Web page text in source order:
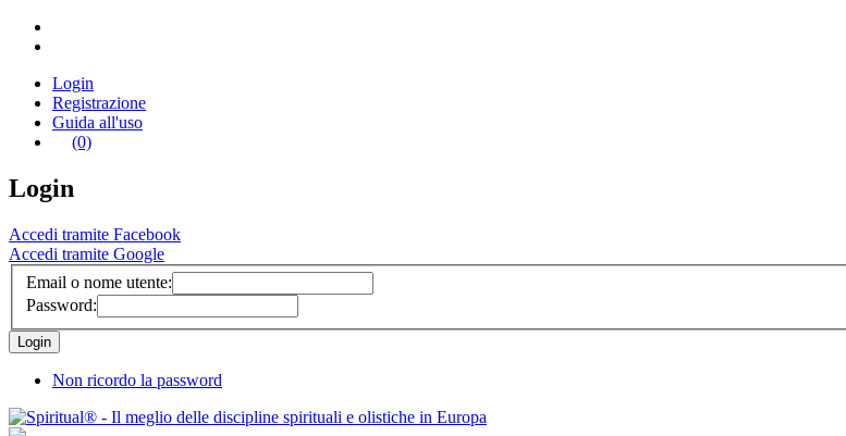
Login
Registrazione
Guida all'uso
(0)
Login
Accedi tramite Facebook
Accedi tramite Google
Email o nome utente:
Password:
Non ricordo la password